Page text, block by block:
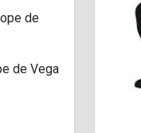
de
de Vega